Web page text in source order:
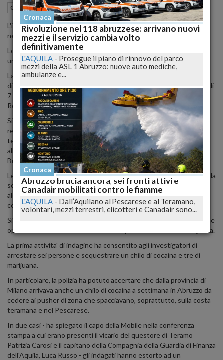
Cronaca Teramo (TE) 26 Giugno 2015 10:42
L'imprenditore edile dell'Aquila, A.W.D, 43 anni, impegnato anche
nella ricostruzione post-sisma, e' tuttora latitante.
Lo stanno cercando tutte le Forze di polizia a cui e' stato diramata
una foto segnaletica.
La polizia, su richiesta del sostituto procuratore della Direzione
distrettuale antimafia dell'Aquila, David Mancini, ha eseguito quindi
7 delle 8 ordinanze di custodia cautelare firmate dal gip Giuseppe
Romano Gargarella.
Si tratta di due albanesi di 23 e 28 anni e di un romeno di 30, tutti
residenti a Teramo, di una 32enne residente nella provincia
teramana, di una 31enne residente a Bellante (Teramo) e di due
albanesi 38enni residenti uno a Castellanza (Milano) e l'altro a
Bustarsizio (Varese).
Le indagini sono scattate nel marzo dello scorso anno da parte della
squadra mobile di Teramo, diretta da Gennaro Capasso a carico di
alcuni albanesi dediti allo spaccio, a Teramo, i quali vantavano tra i
consumatori anche imprenditori e personaggi della Teramo 'bene'.
Si e' scoperto che il sodalizio era composto da italiani e albanesi che
operavano tra Milano e Teramo nello spaccio di cocaina e marijuana.
La prima attivita' di indagine ha consentito agli investigatori di
arrestare sei persone e sequestrare un chilo di cocaina e tre di
marijuana.
In particolare, la polizia ha potuto accertare che dalla provincia di
Milano arrivava anche un chilo di cocaina a settimana in Abruzzo da
cedere ai pusher di zona che spacciavano, soprattutto, sulla costa
teramana e nel Pescarese.
In due casi - ha spiegato il capo della Mobile nella conferenza
stampa a cui erano presenti il vicario del questore di Teramo
Patrizia Carosi e il capitano della Compagnia della Guardia di Finanza
dell'Aquila, Luca Russo - gli indagati hanno estorto ad un
Cronaca
Rivoluzione nel 118 abruzzese: arrivano nuovi
mezzi e il servizio cambia volto
definitivamente
L'AQUILA - Prosegue il piano di rinnovo del parco
mezzi della ASL 1 Abruzzo: nuove auto mediche,
ambulanze e...
Cronaca
Abruzzo brucia ancora, sei fronti attivi e
Canadair mobilitati contro le fiamme
L'AQUILA - Dall’Aquilano al Pescarese e al Teramano,
volontari, mezzi terrestri, elicotteri e Canadair sono...